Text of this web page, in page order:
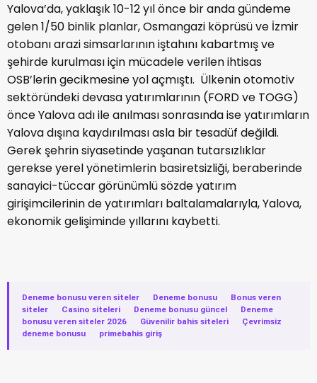
Yalova’da, yaklaşık 10-12 yıl önce bir anda gündeme
gelen 1/50 binlik planlar, Osmangazi köprüsü ve İzmir
otobanı arazi simsarlarının iştahını kabartmış ve
şehirde kurulması için mücadele verilen ihtisas
OSB’lerin gecikmesine yol açmıştı. Ülkenin otomotiv
sektöründeki devasa yatırımlarının (FORD ve TOGG)
önce Yalova adı ile anılması sonrasında ise yatırımların
Yalova dışına kaydırılması asla bir tesadüf değildi.
Gerek şehrin siyasetinde yaşanan tutarsızlıklar
gerekse yerel yönetimlerin basiretsizliği, beraberinde
sanayici-tüccar görünümlü sözde yatırım
girişimcilerinin de yatırımları baltalamalarıyla, Yalova,
ekonomik gelişiminde yıllarını kaybetti.
Deneme bonusu veren siteler · Deneme bonusu ·
Bonus veren
siteler
· Casino siteleri · Deneme bonusu güncel ·
Deneme
bonusu veren siteler 2026
· Güvenilir bahis siteleri ·
Çevrimsiz
deneme bonusu
· primebahis giriş